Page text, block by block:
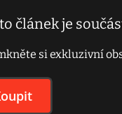
článek je
si exkluzivní